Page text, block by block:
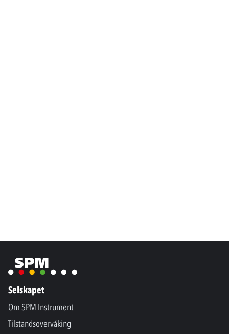
Selskapet
Om SPM Instrument
Tilstandsovervåking